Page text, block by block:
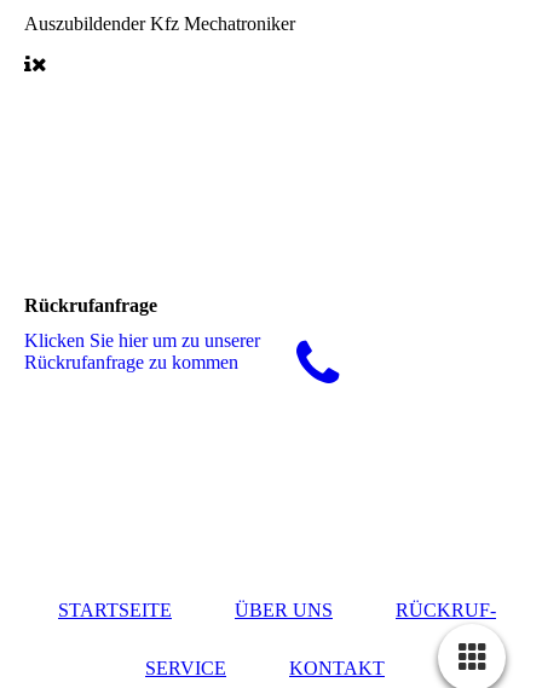
AuszubildenderKfz Mechatroniker
Rückrufanfrage
Klicken Sie hier um zu unserer
Rückrufanfrage zu kommen
STARTSEITE ÜBER UNS RÜCKRUF-
SERVICE KONTAKT